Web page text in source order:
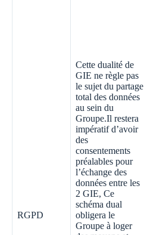
RGPD
Cette dualité de
GIE ne règle pas
le sujet du partage
total des données
au sein du
Groupe.Il restera
impératif d’avoir
des
consentements
préalables pour
l’échange des
données entre les
2 GIE, Ce
schéma dual
obligera le
Groupe à loger